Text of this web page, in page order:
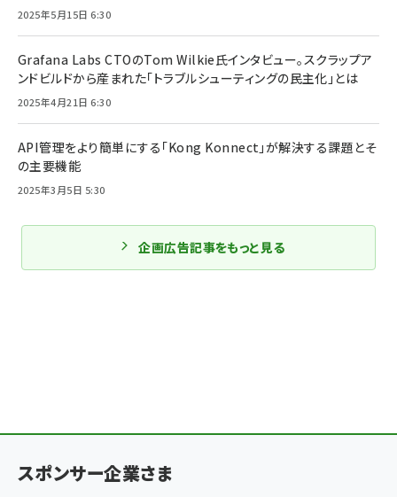
2025年5月15日 6:30
Grafana Labs CTOのTom Wilkie氏インタビュー。スクラップア
ンドビルドから産まれた「トラブルシューティングの民主化」とは
2025年4月21日 6:30
API管理をより簡単にする「Kong Konnect」が解決する課題とそ
の主要機能
2025年3月5日 5:30
企画広告記事をもっと見る
スポンサー企業さま